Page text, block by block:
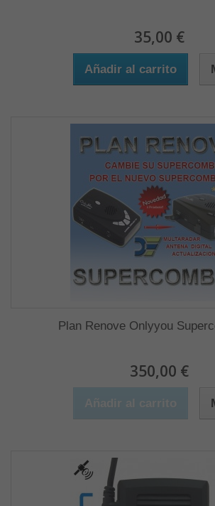
35,00 €
Añadir al carrito
Plan Renove Onlyyou
350,00 €